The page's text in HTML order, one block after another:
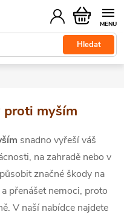
Hledat
Nákupní
košík
proti myším
snadno vyřeší váš
na zahradě nebo v
značné škody na
přenášet nemoci, proto
V naší nabídce najdete